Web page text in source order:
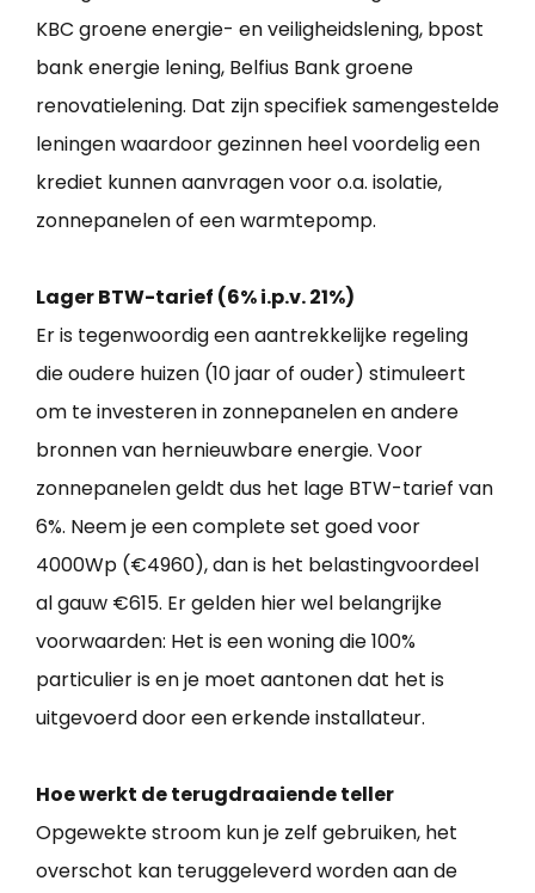
KBC groene energie- en veiligheidslening, bpost
bank energie lening, Belfius Bank groene
renovatielening. Dat zijn specifiek samengestelde
leningen waardoor gezinnen heel voordelig een
krediet kunnen aanvragen voor o.a. isolatie,
zonnepanelen of een warmtepomp.
Lager BTW-tarief (6% i.p.v. 21%)
Er is tegenwoordig een aantrekkelijke regeling
die oudere huizen (10 jaar of ouder) stimuleert
om te investeren in zonnepanelen en andere
bronnen van hernieuwbare energie. Voor
zonnepanelen geldt dus het lage BTW-tarief van
6%. Neem je een complete set goed voor
4000Wp (€4960), dan is het belastingvoordeel
al gauw €615. Er gelden hier wel belangrijke
voorwaarden: Het is een woning die 100%
particulier is en je moet aantonen dat het is
uitgevoerd door een erkende installateur.
Hoe werkt de terugdraaiende teller
Opgewekte stroom kun je zelf gebruiken, het
overschot kan teruggeleverd worden aan de